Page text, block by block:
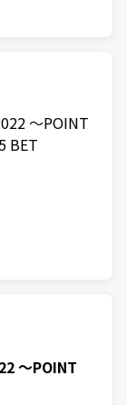
〜POINT
BET
〜POINT